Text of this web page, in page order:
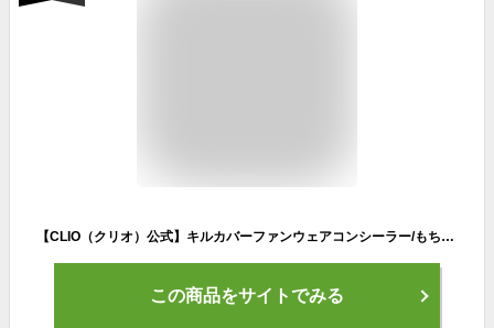
【CLIO（クリオ）公式】キルカバーファンウェアコンシーラー/もちもち 細かいカバー ベースメイク 高密着 カバー力 韓国コスメ
この商品をサイトでみる